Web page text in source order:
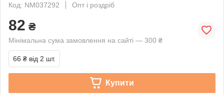
Код: NM037292
Опт і роздріб
82 ₴
Мінімальна сума замовлення на сайті — 300 ₴
66 ₴ від 2 шт.
Купити